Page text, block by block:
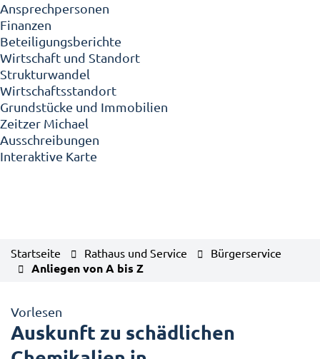
Ansprechpersonen
Finanzen
Beteiligungsberichte
Wirtschaft und Standort
Strukturwandel
Wirtschaftsstandort
Grundstücke und Immobilien
Zeitzer Michael
Ausschreibungen
Interaktive Karte
Startseite Rathaus und Service Bürgerservice
Anliegen von A bis Z
Vorlesen
Auskunft zu schädlichen